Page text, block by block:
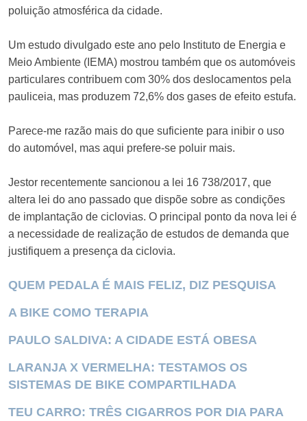
poluição atmosférica da cidade.
Um estudo divulgado este ano pelo Instituto de Energia e
Meio Ambiente (IEMA) mostrou também que os automóveis
particulares contribuem com 30% dos deslocamentos pela
pauliceia, mas produzem 72,6% dos gases de efeito estufa.
Parece-me razão mais do que suficiente para inibir o uso
do automóvel, mas aqui prefere-se poluir mais.
Jestor recentemente sancionou a lei 16 738/2017, que
altera lei do ano passado que dispõe sobre as condições
de implantação de ciclovias. O principal ponto da nova lei é
a necessidade de realização de estudos de demanda que
justifiquem a presença da ciclovia.
QUEM PEDALA É MAIS FELIZ, DIZ PESQUISA
A BIKE COMO TERAPIA
PAULO SALDIVA: A CIDADE ESTÁ OBESA
LARANJA X VERMELHA: TESTAMOS OS
SISTEMAS DE BIKE COMPARTILHADA
TEU CARRO: TRÊS CIGARROS POR DIA PARA